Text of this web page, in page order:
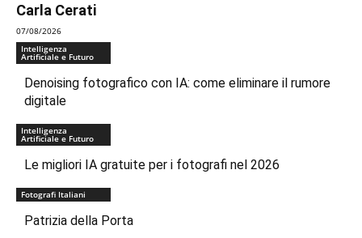
Carla Cerati
07/08/2026
Intelligenza
Artificiale e Futuro
Denoising fotografico con IA: come eliminare il rumore
digitale
Intelligenza
Artificiale e Futuro
Le migliori IA gratuite per i fotografi nel 2026
Fotografi Italiani
Patrizia della Porta